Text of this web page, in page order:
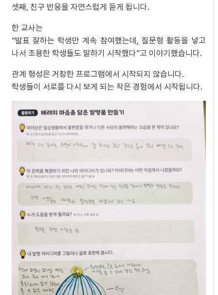
셋째, 친구 반응을 자연스럽게 듣게 됩니다.
한 교사는
“발표 잘하는 학생만 계속 참여했는데, 질문형 활동을 넣고
나서 조용한 학생들도 말하기 시작했다”고 이야기했습니다.
관계 형성은 거창한 프로그램에서 시작되지 않습니다.
학생들이 서로를 다시 보게 되는 작은 경험에서 시작됩니다.